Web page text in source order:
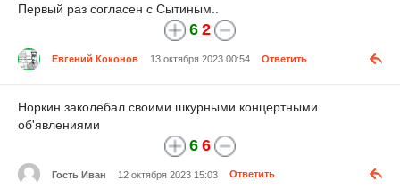
Первый раз согласен с Сытиным..
6 2
Евгений Коконов 13 октября 2023 00:54 Ответить
Норкин заколебал своими шкурными концертными
об'явлениями
6 6
Гость Иван 12 октября 2023 15:03 Ответить